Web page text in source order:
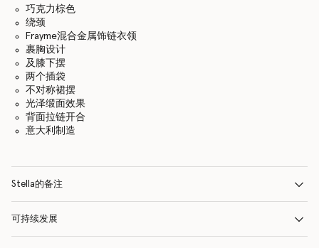
巧克力棕色
绕颈
Frayme混合金属饰链衣领
裹胸设计
及膝下摆
两个插袋
不对称裙摆
光泽缎面效果
背面拉链开合
意大利制造
Stella的备注
可持续发展